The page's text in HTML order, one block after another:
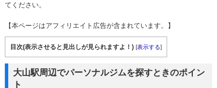
てください。
【本ページはアフィリエイト広告が含まれています。】
目次(表示させると見出しが見られますよ！) [表示する]
大山駅周辺でパーソナルジムを探すときのポイン
ト